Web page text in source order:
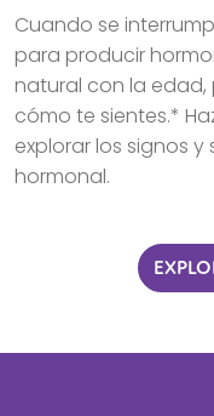
Cuando se
para producir
natural con la
cómo te sientes.*
explorar los signos
hormonal.